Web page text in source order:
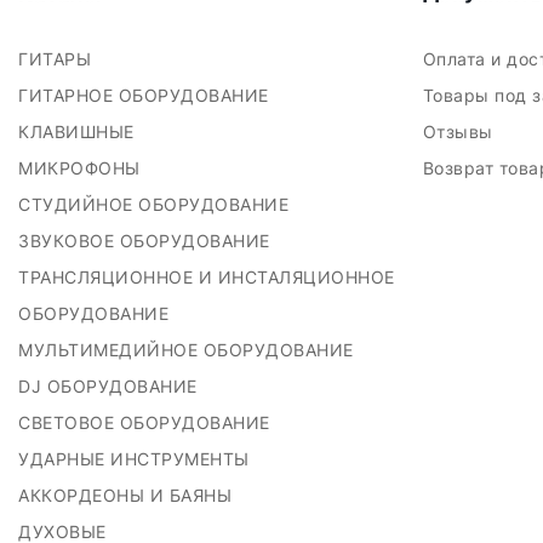
ГИТАРЫ
ГИТАРНОЕ ОБОРУДОВАНИЕ
КЛАВИШНЫЕ
МИКРОФОНЫ
СТУДИЙНОЕ ОБОРУДОВАНИЕ
ЗВУКОВОЕ ОБОРУДОВАНИЕ
ТРАНСЛЯЦИОННОЕ И ИНСТАЛЯЦИОННОЕ
ОБОРУДОВАНИЕ
МУЛЬТИМЕДИЙНОЕ ОБОРУДОВАНИЕ
DJ ОБОРУДОВАНИЕ
СВЕТОВОЕ ОБОРУДОВАНИЕ
УДАРНЫЕ ИНСТРУМЕНТЫ
АККОРДЕОНЫ И БАЯНЫ
ДУХОВЫЕ
Оплата и
Товары под
Отзывы
Возврат